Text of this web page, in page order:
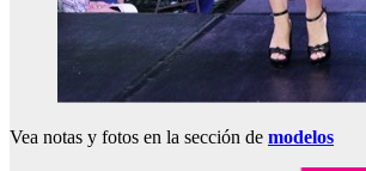
Vea notas y fotos en la sección de modelos